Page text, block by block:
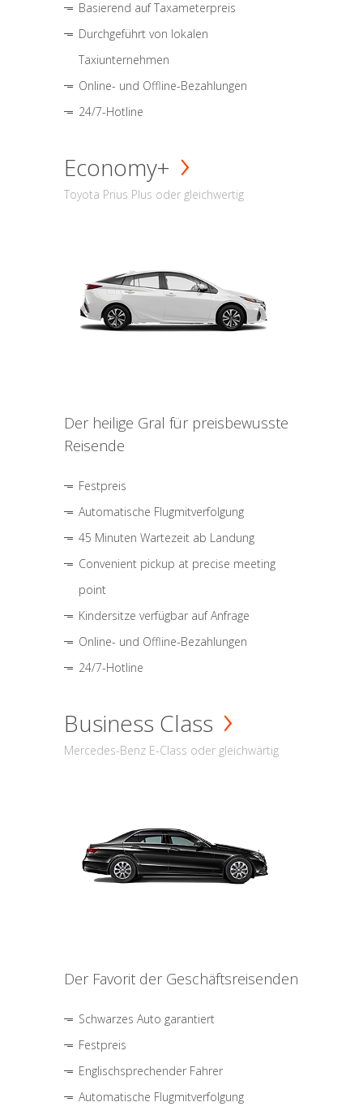
Basierend auf Taxameterpreis
Durchgeführt von lokalen
Taxiunternehmen
Online- und Offline-Bezahlungen
24/7-Hotline
Economy+
Toyota Prius Plus oder gleichwertig
Der heilige Gral für preisbewusste
Reisende
Festpreis
Automatische Flugmitverfolgung
45 Minuten Wartezeit ab Landung
Convenient pickup at precise meeting
point
Kindersitze verfügbar auf Anfrage
Online- und Offline-Bezahlungen
24/7-Hotline
Business Class
Mercedes-Benz E-Class oder gleichwärtig
Der Favorit der Geschäftsreisenden
Schwarzes Auto garantiert
Festpreis
Englischsprechender Fahrer
Automatische Flugmitverfolgung